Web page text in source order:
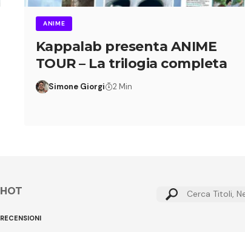
ANIME
Kappalab presenta ANIME
TOUR – La trilogia completa
Simone Giorgi 2 Min
HOT
RECENSIONI